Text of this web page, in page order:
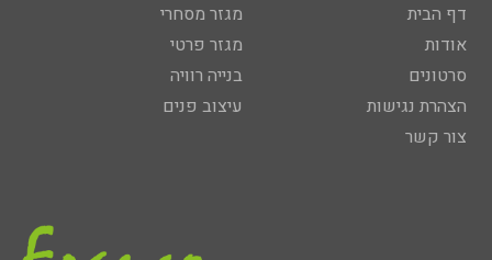
דף הבית
אודות
סרטונים
הצהרת נגישות
צור קשר
מגזר מסחרי
מגזר פרטי
בנייה רוויה
עיצוב פנים